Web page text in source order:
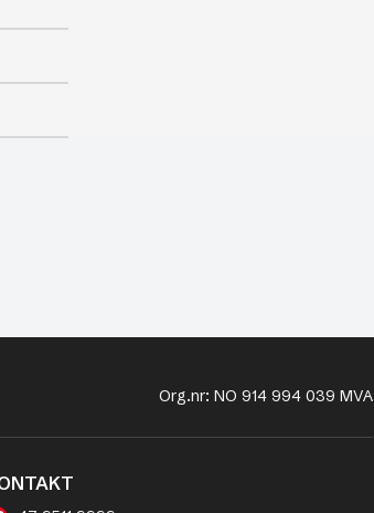
Org.nr: NO 914 994 039 MVA